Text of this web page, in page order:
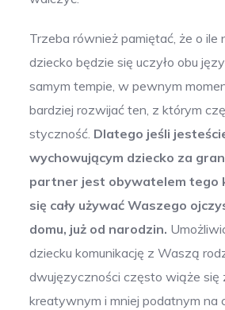
Trzeba również pamiętać, że o ile
dziecko będzie się uczyło obu
samym tempie, w pewnym
bardziej rozwijać ten, z którym
styczność. Dlatego jeśli
wychowującym dziecko za
partner jest obywatelem tego
się cały używać Waszego
domu, już od narodzin.
dziecku komunikację z Waszą
dwujęzyczności często wiąże się
kreatywnym i mniej podatnym na